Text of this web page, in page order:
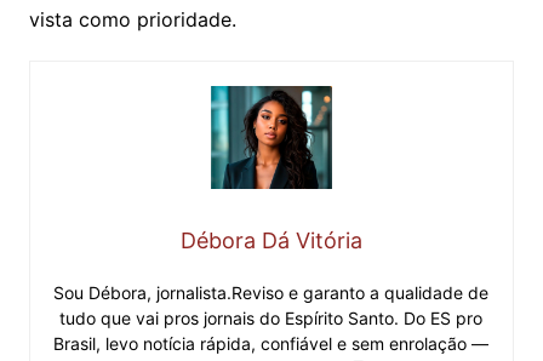
vista como prioridade.
Débora Dá Vitória
Sou Débora, jornalista.Reviso e garanto a qualidade de
tudo que vai pros jornais do Espírito Santo. Do ES pro
Brasil, levo notícia rápida, confiável e sem enrolação —